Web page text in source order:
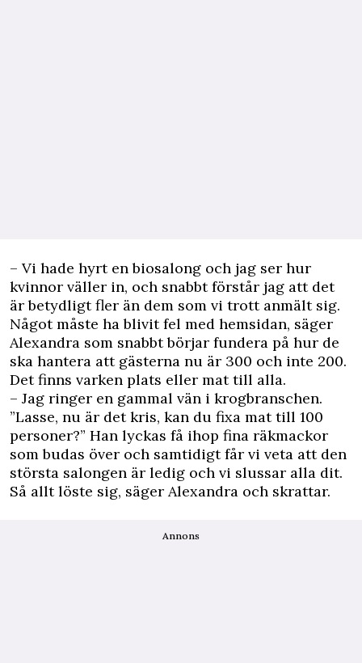
– Vi hade hyrt en biosalong och jag ser hur
kvinnor väller in, och snabbt förstår jag att det
är betydligt fler än dem som vi trott anmält sig.
Något måste ha blivit fel med hemsidan, säger
Alexandra som snabbt börjar fundera på hur de
ska hantera att gästerna nu är 300 och inte 200.
Det finns varken plats eller mat till alla.
– Jag ringer en gammal vän i krogbranschen.
”Lasse, nu är det kris, kan du fixa mat till 100
personer?” Han lyckas få ihop fina räkmackor
som budas över och samtidigt får vi veta att den
största salongen är ledig och vi slussar alla dit.
Så allt löste sig, säger Alexandra och skrattar.
Annons